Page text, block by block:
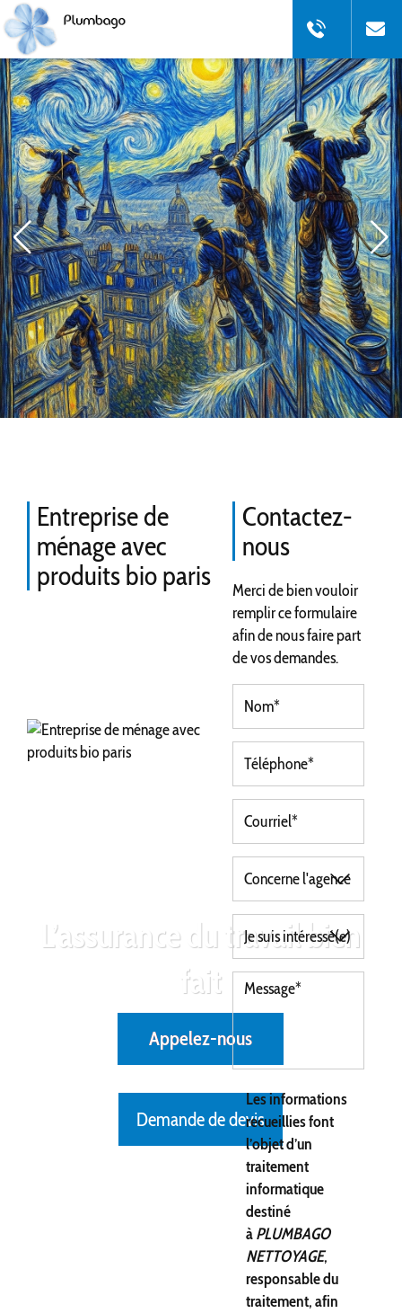
L’assurance du travail bien
fait
Appelez-nous
Demande de devis
Entreprise de
ménage avec
produits bio paris
Contactez-
nous
Merci de bien vouloir
remplir ce formulaire
afin de nous faire part
de vos demandes.
Les informations
recueillies font
l’objet d’un
traitement
informatique
destiné
àPLUMBAGO
NETTOYAGE,
responsable du
traitement, afin